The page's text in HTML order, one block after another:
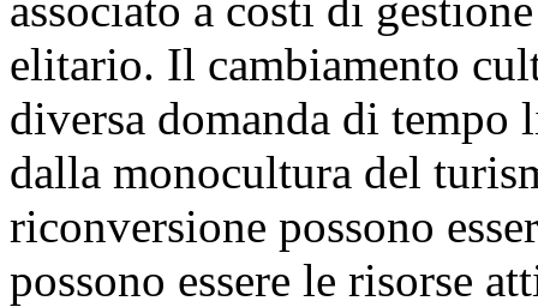
associato a costi di
elitario. Il cambiamento
diversa domanda di tempo
dalla monocultura del
riconversione possono
possono essere le risorse